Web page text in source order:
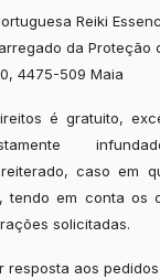
Reiki
da Proteção
4475-509 Maia
é gratuito,
caso em
tendo em conta os
solicitadas.
resposta aos